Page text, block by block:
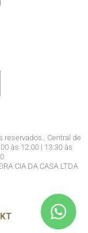
Central de
às 12:00 | 13:30 às
CIA DA CASA LTDA